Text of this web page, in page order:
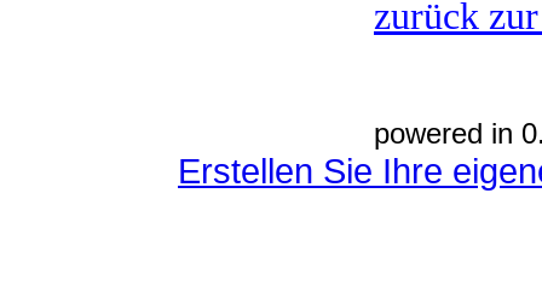
zurück
powered in
Erstellen Sie Ihre